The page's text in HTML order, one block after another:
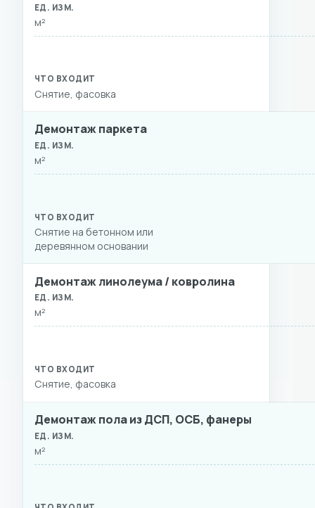
м²
Снятие, фасовка
Демонтаж паркета
м²
Снятие на бетонном или
деревянном основании
Демонтаж линолеума / ковролина
м²
Снятие, фасовка
Демонтаж пола из ДСП, ОСБ, фанеры
м²